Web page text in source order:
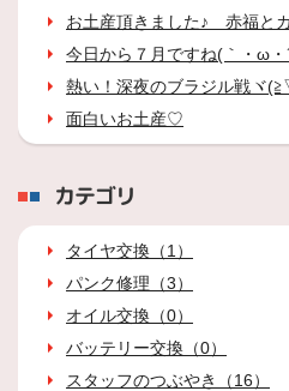
お土産頂きました♪ 赤福と
今日から７月ですね(｀・ω・
熱い！深夜のブラジル戦ヾ
面白いお土産♡
カテゴリ
タイヤ交換（1）
パンク修理（3）
オイル交換（0）
バッテリー交換（0）
スタッフのつぶやき（16）